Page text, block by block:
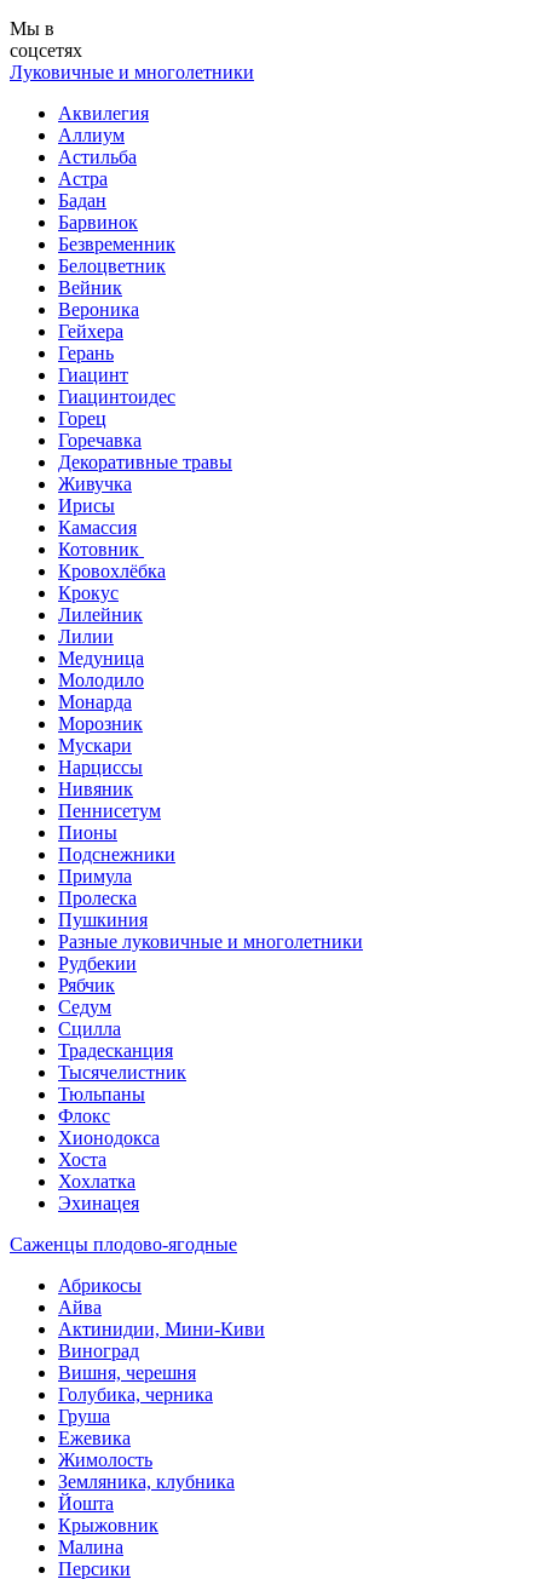
Мы в
соцсетях
Луковичные и многолетники
Аквилегия
Аллиум
Астильба
Астра
Бадан
Барвинок
Безвременник
Белоцветник
Вейник
Вероника
Гейхера
Герань
Гиацинт
Гиацинтоидес
Горец
Горечавка
Декоративные травы
Живучка
Ирисы
Камассия
Котовник
Кровохлёбка
Крокус
Лилейник
Лилии
Медуница
Молодило
Монарда
Морозник
Мускари
Нарциссы
Нивяник
Пеннисетум
Пионы
Подснежники
Примула
Пролеска
Пушкиния
Разные луковичные и многолетники
Рудбекии
Рябчик
Седум
Сцилла
Традесканция
Тысячелистник
Тюльпаны
Флокс
Хионодокса
Хоста
Хохлатка
Эхинацея
Саженцы плодово-ягодные
Абрикосы
Айва
Актинидии, Мини-Киви
Виноград
Вишня, черешня
Голубика, черника
Груша
Ежевика
Жимолость
Земляника, клубника
Йошта
Крыжовник
Малина
Персики